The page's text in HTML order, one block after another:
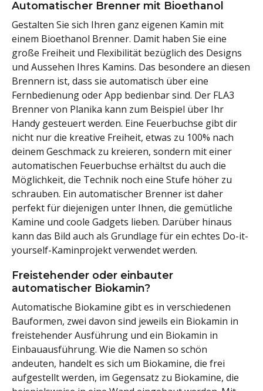
Automatischer Brenner mit Bioethanol
Gestalten Sie sich Ihren ganz eigenen Kamin mit
einem Bioethanol Brenner. Damit haben Sie eine
große Freiheit und Flexibilität bezüglich des Designs
und Aussehen Ihres Kamins. Das besondere an diesen
Brennern ist, dass sie automatisch über eine
Fernbedienung oder App bedienbar sind. Der FLA3
Brenner von Planika kann zum Beispiel über Ihr
Handy gesteuert werden. Eine Feuerbuchse gibt dir
nicht nur die kreative Freiheit, etwas zu 100% nach
deinem Geschmack zu kreieren, sondern mit einer
automatischen Feuerbuchse erhältst du auch die
Möglichkeit, die Technik noch eine Stufe höher zu
schrauben. Ein automatischer Brenner ist daher
perfekt für diejenigen unter Ihnen, die gemütliche
Kamine und coole Gadgets lieben. Darüber hinaus
kann das Bild auch als Grundlage für ein echtes Do-it-
yourself-Kaminprojekt verwendet werden.
Freistehender oder einbauter
automatischer Biokamin?
Automatische Biokamine gibt es in verschiedenen
Bauformen, zwei davon sind jeweils ein Biokamin in
freistehender Ausführung und ein Biokamin in
Einbauausführung. Wie die Namen so schön
andeuten, handelt es sich um Biokamine, die frei
aufgestellt werden, im Gegensatz zu Biokamine, die